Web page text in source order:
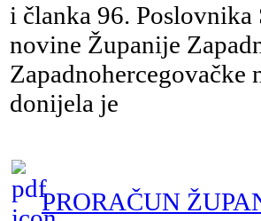
i članka 96. Poslovnika
novine Županije
Zapadnohercegovačke
donijela je
PRORAČUN